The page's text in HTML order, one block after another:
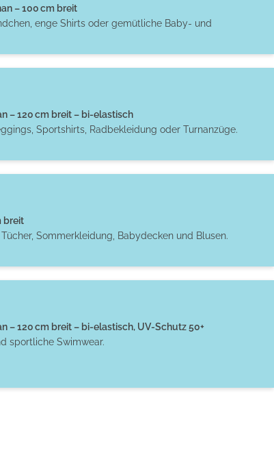
– 100 cm breit
enge Shirts oder gemütliche Baby- und
– 120 cm breit – bi-elastisch
Sportshirts, Radbekleidung oder Turnanzüge.
breit
Sommerkleidung, Babydecken und Blusen.
– 120 cm breit – bi-elastisch, UV-Schutz 50+
sportliche Swimwear.